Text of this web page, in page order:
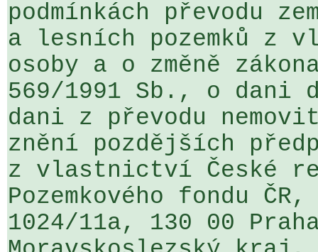
podmínkách převodu
a lesních pozemků
osoby a o změně
569/1991 Sb., o dani
dani z převodu
znění pozdějších
z vlastnictví České
Pozemkového fondu
1024/11a, 130 00